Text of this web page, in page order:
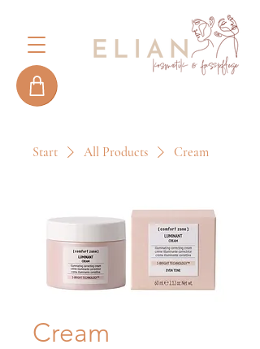
Start All Products Cream
Cream